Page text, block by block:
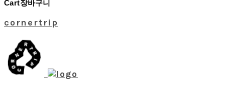
Cart장바구니
cornertrip